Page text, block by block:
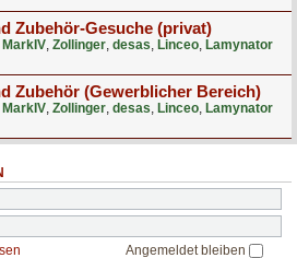
Zubehör-Gesuche (privat)
MarkIV, Zollinger, desas, Linceo, Lamynator
Zubehör (Gewerblicher Bereich)
MarkIV, Zollinger, desas, Linceo, Lamynator
Angemeldet bleiben